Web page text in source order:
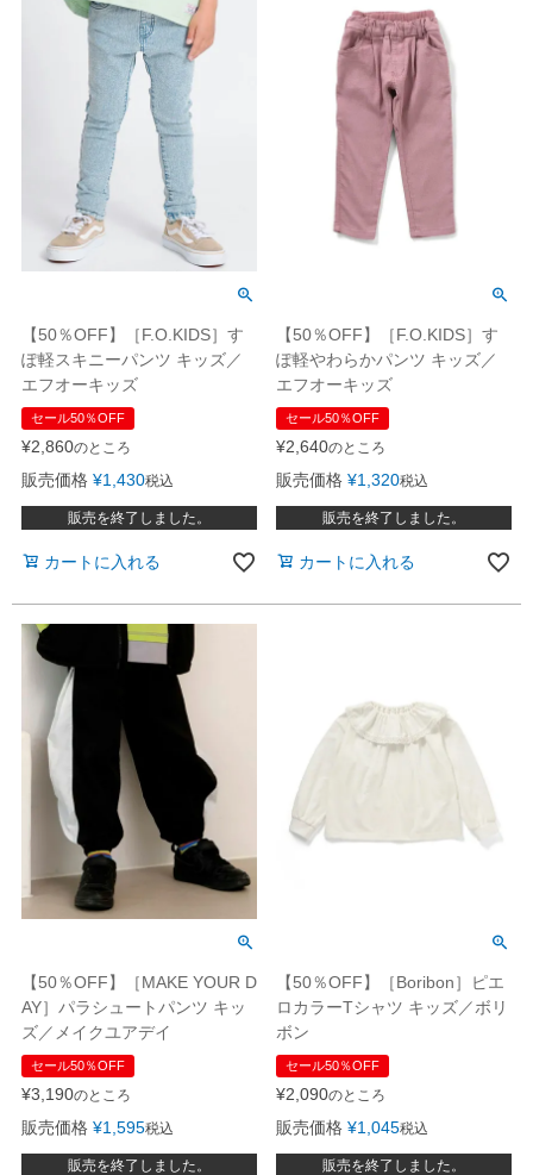
【50％OFF】［F.O.KIDS］す
ぽ軽スキニーパンツ キッズ／
エフオーキッズ
セール50％OFF
¥2,860のところ
販売価格 ¥1,430税込
販売を終了しました。
カートに入れる
【50％OFF】［F.O.KIDS］す
ぽ軽やわらかパンツ キッズ／
エフオーキッズ
セール50％OFF
¥2,640のところ
販売価格 ¥1,320税込
販売を終了しました。
カートに入れる
【50％OFF】［MAKE YOUR D
AY］パラシュートパンツ キッ
ズ／メイクユアデイ
セール50％OFF
¥3,190のところ
販売価格 ¥1,595税込
販売を終了しました。
【50％OFF】［Boribon］ピエ
ロカラーTシャツ キッズ／ボリ
ボン
セール50％OFF
¥2,090のところ
販売価格 ¥1,045税込
販売を終了しました。